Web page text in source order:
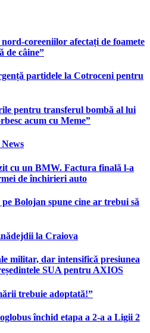
coreeniilor afectați de foamete
de câine”
partidele la Cotroceni pentru
pentru transferul bombă al lui
acum cu Meme”
cu un BMW. Factura finală l-a
de închirieri auto
Bolojan spune cine ar trebui să
la Craiova
militar, dar intensifică presiunea
SUA pentru AXIOS
trebuie adoptată!”
închid etapa a 2-a a Ligii 2